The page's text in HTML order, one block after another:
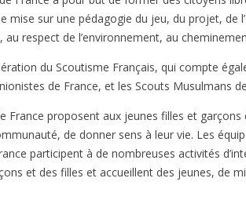
mise sur une pédagogie du jeu, du projet,
respect de l’environnement, au
du Scoutisme Français, qui compte
de France, et les Scouts Musulmans
France proposent aux jeunes filles et
de donner sens à leur vie. Les
participent à de nombreuses activités
et des filles et accueillent des jeunes, de